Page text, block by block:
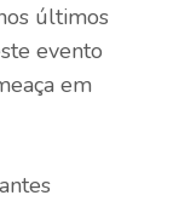
últimos
evento
em